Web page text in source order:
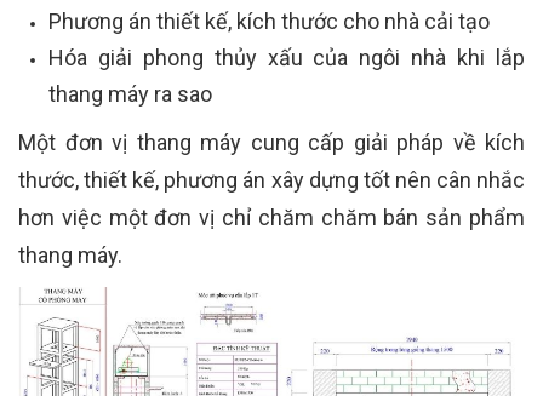
Phương án thiết kế, kích thước cho nhà cải tạo
Hóa giải phong thủy xấu của ngôi nhà khi lắp
thang máy ra sao
Một đơn vị thang máy cung cấp giải pháp về kích
thước, thiết kế, phương án xây dựng tốt nên cân nhắc
hơn việc một đơn vị chỉ chăm chăm bán sản phẩm
thang máy.